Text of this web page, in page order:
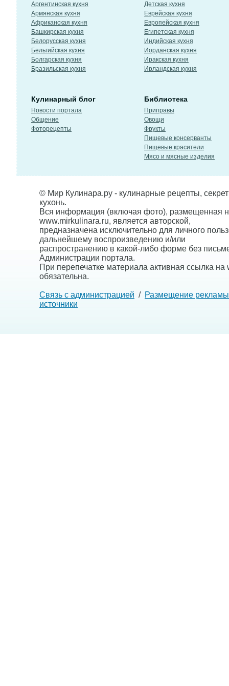
Аргентинская кухня
Армянская кухня
Африканская кухня
Башкирская кухня
Белорусская кухня
Бельгийская кухня
Болгарская кухня
Бразильская кухня
Детская кухня
Еврейская кухня
Европейская кухня
Египетская кухня
Индийская кухня
Иорданская кухня
Иракская кухня
Ирландская кухня
Кулинарный блог
Новости портала
Общение
Фоторецепты
Библиотека
Приправы
Овощи
Фрукты
Пищевые консерванты
Пищевые красители
Мясо и мясные изделия
© Мир Кулинара.ру - кулинарные рецепты,
кухонь.
Вся информация (включая фото), размещенная
www.mirkulinara.ru, является авторской,
предназначена исключительно для личного
дальнейшему воспроизведению и/или
распространению в какой-либо форме без
Администрации портала.
При перепечатке материала активная ссылка на
обязательна.
Связь с администрацией / Размещение рекламы
источники